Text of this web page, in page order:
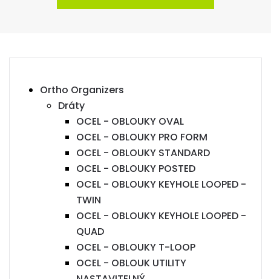
Ortho Organizers
Dráty
OCEL - OBLOUKY OVAL
OCEL - OBLOUKY PRO FORM
OCEL - OBLOUKY STANDARD
OCEL - OBLOUKY POSTED
OCEL - OBLOUKY KEYHOLE LOOPED -
TWIN
OCEL - OBLOUKY KEYHOLE LOOPED -
QUAD
OCEL - OBLOUKY T-LOOP
OCEL - OBLOUK UTILITY